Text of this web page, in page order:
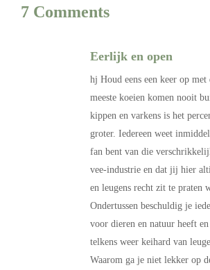
7 Comments
Eerlijk en open
hj Houd eens een keer op
meeste koeien komen nooit
kippen en varkens is het
groter. Iedereen weet
fan bent van die
vee-industrie en dat jij hier
en leugens recht zit te praten
Ondertussen beschuldig je
voor dieren en natuur heeft
telkens weer keihard van
Waarom ga je niet lekker op